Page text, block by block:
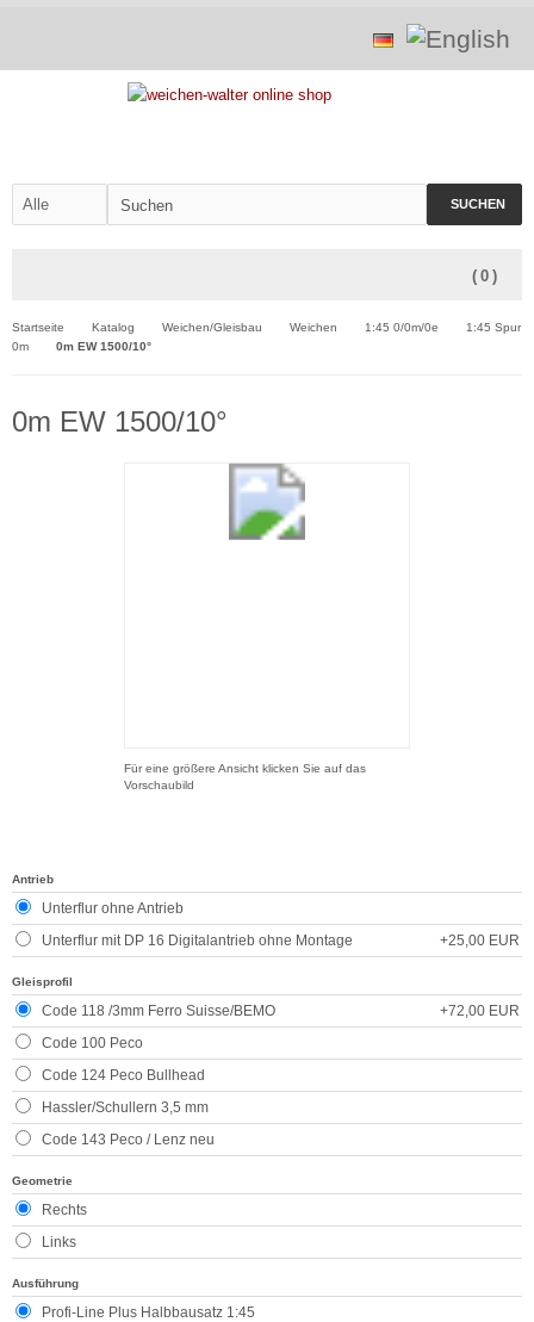
SUCHEN
( 0 )
Startseite Katalog Weichen/Gleisbau Weichen 1:45 0/0m/0e
1:45 Spur
0m
0m EW 1500/10°
0m EW 1500/10°
Für eine größere Ansicht klicken Sie auf das
Vorschaubild
Antrieb
Unterflur ohne Antrieb
Unterflur mit DP 16 Digitalantrieb ohne Montage
+25,00 EUR
Gleisprofil
Code 118 /3mm Ferro Suisse/BEMO
+72,00 EUR
Code 100 Peco
Code 124 Peco Bullhead
Hassler/Schullern 3,5 mm
Code 143 Peco / Lenz neu
Geometrie
Rechts
Links
Ausführung
Profi-Line Plus Halbbausatz 1:45